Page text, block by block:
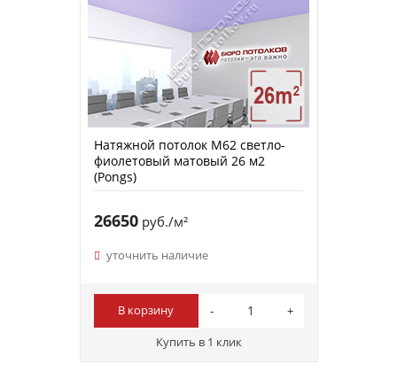
Натяжной потолок M62 светло-
фиолетовый матовый 26 м2
(Pongs)
26650руб./м²
уточнить наличие
В корзину
Купить в 1 клик